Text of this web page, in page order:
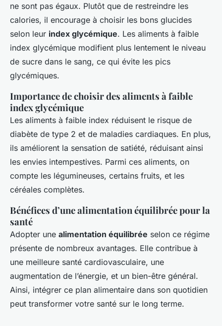
ne sont pas égaux. Plutôt que de restreindre les
calories, il encourage à choisir les bons glucides
selon leur index glycémique. Les aliments à faible
index glycémique modifient plus lentement le niveau
de sucre dans le sang, ce qui évite les pics
glycémiques.
Importance de choisir des aliments à faible
index glycémique
Les aliments à faible index réduisent le risque de
diabète de type 2 et de maladies cardiaques. En plus,
ils améliorent la sensation de satiété, réduisant ainsi
les envies intempestives. Parmi ces aliments, on
compte les légumineuses, certains fruits, et les
céréales complètes.
Bénéfices d’une alimentation équilibrée pour la
santé
Adopter une alimentation équilibrée selon ce régime
présente de nombreux avantages. Elle contribue à
une meilleure santé cardiovasculaire, une
augmentation de l’énergie, et un bien-être général.
Ainsi, intégrer ce plan alimentaire dans son quotidien
peut transformer votre santé sur le long terme.